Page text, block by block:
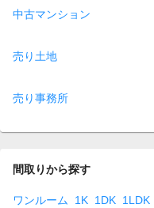
中古マンション
売り土地
売り事務所
間取りから探す
ワンルーム 1K 1DK 1LDK